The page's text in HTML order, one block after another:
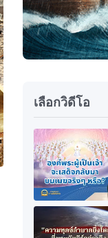
เลือกวิดีโอ